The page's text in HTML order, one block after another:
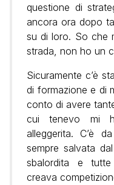
questione di
ancora ora dopo
su di loro. So che
strada, non ho un
Sicuramente c’è
di formazione e di
conto di avere
cui tenevo mi
alleggerita. C’è
sempre salvata
sbalordita e
creava